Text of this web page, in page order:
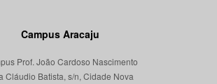
Campus Aracaju
Prof. João Cardoso Nascimento
Cláudio Batista, s/n, Cidade Nova